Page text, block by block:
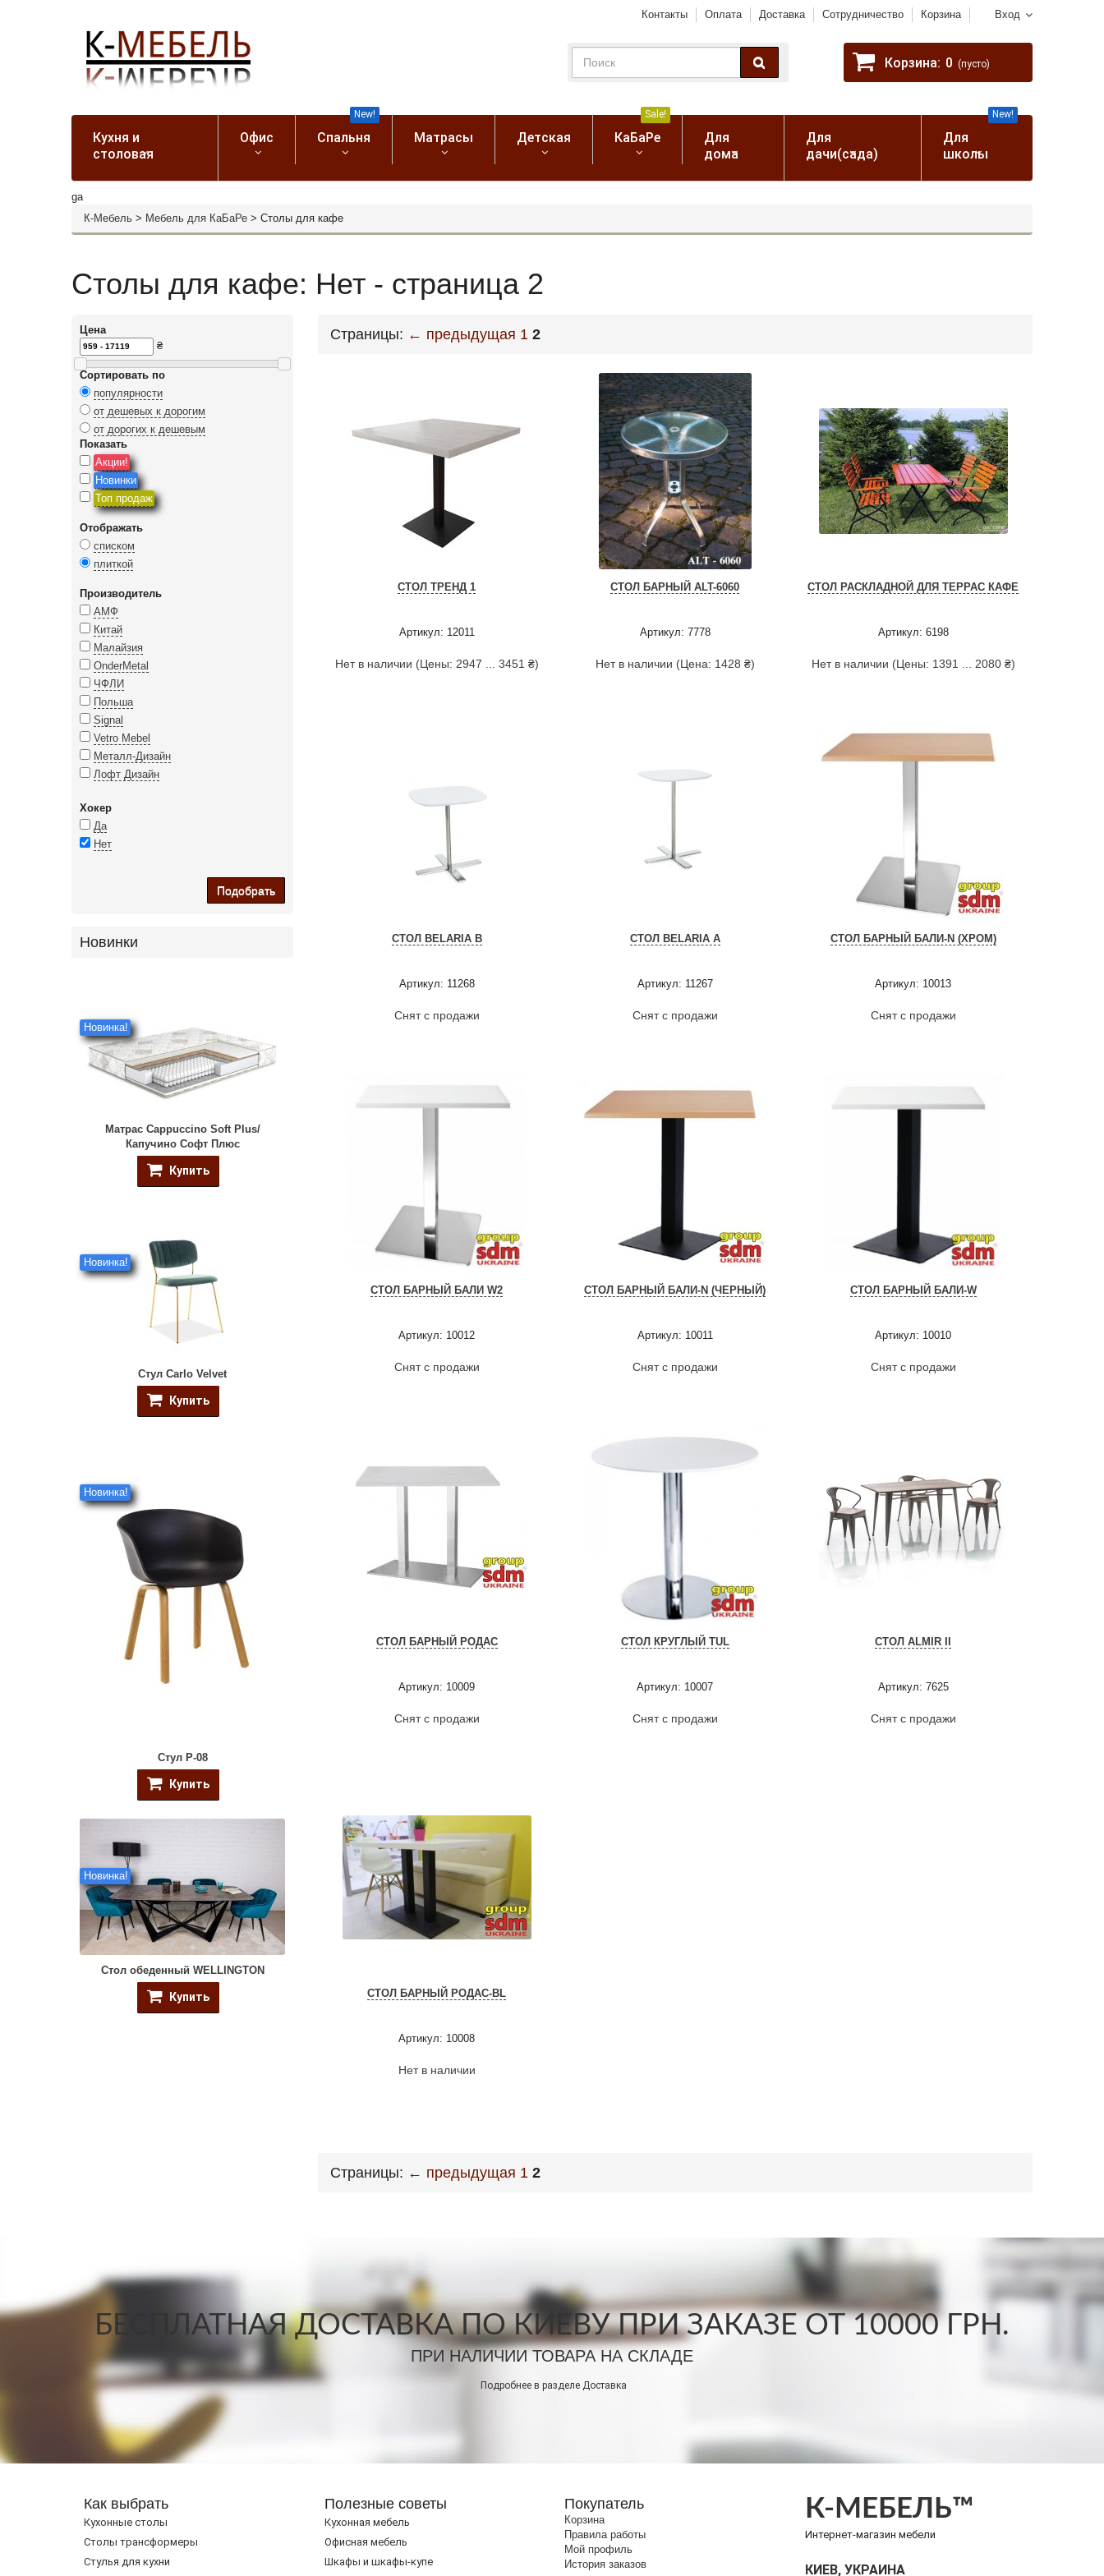
Вход
Контакты Оплата Доставка Сотрудничество Корзина
Корзина: 0 (пусто)
Кухня и
столовая
Офис Спальня
New!
Матрасы Детская КаБаРе
Sale!
Для
дома
Для
дачи(сада)
Для
школы
New!
ga
К-Мебель > Мебель для КаБаРе > Столы для кафе
Столы для кафе: Нет - страница 2
Цена
₴
Сортировать по
популярности
от дешевых к дорогим
от дорогих к дешевым
Показать
Акции!
Новинки
Топ продаж
Отображать
списком
плиткой
Производитель
АМФ
Китай
Малайзия
OnderMetal
ЧФЛИ
Польша
Signal
Vetro Mebel
Металл-Дизайн
Лофт Дизайн
Хокер
Да
Нет
Подобрать
Новинки
Новинка!
Матрас Cappuccino Soft Plus/
Капучино Софт Плюс
Купить
Новинка!
Стул Carlo Velvet
Купить
Новинка!
Стул P-08
Купить
Новинка!
Стол обеденный WELLINGTON
Купить
Страницы: ← предыдущая 1 2
СТОЛ ТРЕНД 1
Артикул: 12011
Нет в наличии (Цены: 2947 ... 3451 ₴)
СТОЛ БАРНЫЙ ALT-6060
Артикул: 7778
Нет в наличии (Цена: 1428 ₴)
СТОЛ РАСКЛАДНОЙ ДЛЯ ТЕРРАС КАФЕ
Артикул: 6198
Нет в наличии (Цены: 1391 ... 2080 ₴)
СТОЛ BELARIA B
Артикул: 11268
Снят с продажи
СТОЛ BELARIA A
Артикул: 11267
Снят с продажи
СТОЛ БАРНЫЙ БАЛИ-N (ХРОМ)
Артикул: 10013
Снят с продажи
СТОЛ БАРНЫЙ БАЛИ W2
Артикул: 10012
Снят с продажи
СТОЛ БАРНЫЙ БАЛИ-N (ЧЕРНЫЙ)
Артикул: 10011
Снят с продажи
СТОЛ БАРНЫЙ БАЛИ-W
Артикул: 10010
Снят с продажи
СТОЛ БАРНЫЙ РОДАС
Артикул: 10009
Снят с продажи
СТОЛ КРУГЛЫЙ TUL
Артикул: 10007
Снят с продажи
СТОЛ ALMIR II
Артикул: 7625
Снят с продажи
СТОЛ БАРНЫЙ РОДАС-BL
Артикул: 10008
Нет в наличии
Страницы: ← предыдущая 1 2
БЕСПЛАТНАЯ ДОСТАВКА ПО КИЕВУ ПРИ ЗАКАЗЕ ОТ 10000 ГРН.
ПРИ НАЛИЧИИ ТОВАРА НА СКЛАДЕ
Подробнее в разделе Доставка
Как выбрать
Кухонные столы
Cтолы трансформеры
Стулья для кухни
Полезные советы
Кухонная мебель
Офисная мебель
Шкафы и шкафы-купе
Покупатель
Корзина
Правила работы
Мой профиль
История заказов
К-МЕБЕЛЬ™
Интернет-магазин мебели
КИЕВ, УКРАИНА